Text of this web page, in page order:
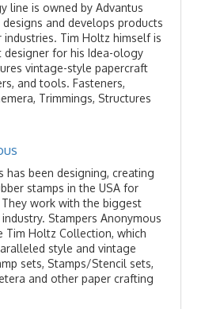
line is owned by Advantus
and develops products
Tim Holtz himself is
for his Idea-ology
vintage-style papercraft
and tools. Fasteners,
Trimmings, Structures
has been designing, creating
stamps in the USA for
work with the biggest
Stampers Anonymous
Tim Holtz Collection, which
style and vintage
sets, Stamps/Stencil sets,
and other paper crafting